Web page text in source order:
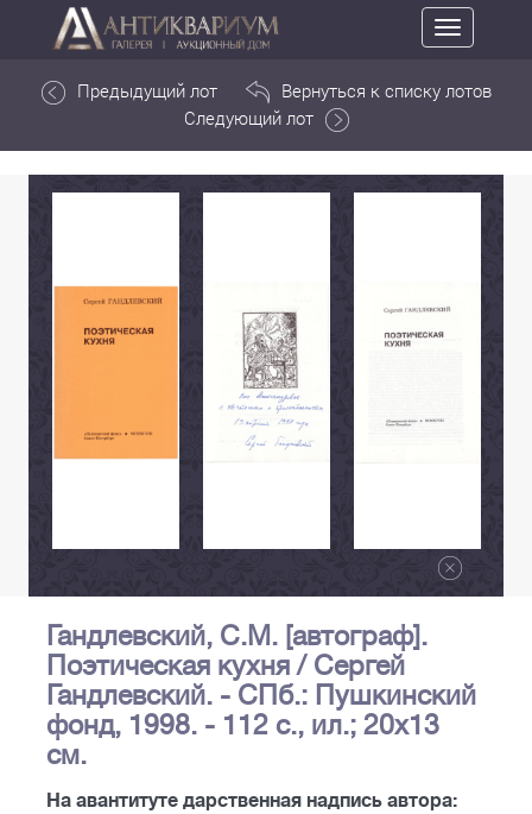
Toggle
navigation
Предыдущий лот
Вернуться к списку лотов
Следующий лот
Гандлевский, С.М. [автограф].
Поэтическая кухня / Сергей
Гандлевский. - СПб.: Пушкинский
фонд, 1998. - 112 с., ил.; 20х13
см.
На авантитуте дарственная надпись автора: